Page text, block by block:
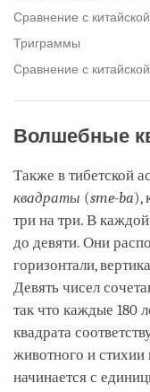
Сравнение с
Триграммы
Сравнение с
Волшебные
Также в тибетской
квадраты (sme-ba),
три на три. В
до девяти. Они
горизонтали,
Девять чисел
так что каждые 180
квадрата
животного и стихии
начинается с